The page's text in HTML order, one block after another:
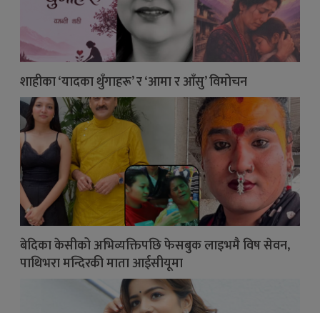
शाहीका ‘यादका थुँगाहरू’ र ‘आमा र आँसु’ विमोचन
बेदिका केसीको अभिव्यक्तिपछि फेसबुक लाइभमै विष सेवन,
पाथिभरा मन्दिरकी माता आईसीयूमा